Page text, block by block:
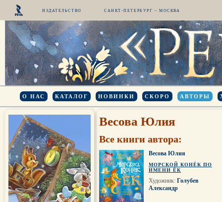
ИЗДАТЕЛЬСТВО САНКТ-ПЕТЕРБУРГ – МОСКВА
О НАС КАТАЛОГ НОВИНКИ СКОРО АВТОРЫ
Весова Юлия
Все книги автора:
Весова Юлия
МОРСКОЙ КОНЁК ПО
ИМЕНИ ЁК
Художник: Голубев
Александр